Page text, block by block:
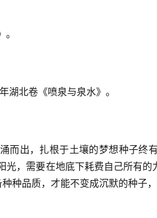
湖北卷《喷泉与泉水》。
而出，扎根于土壤的梦想种子终
光，需要在地底下耗费自己所有
种品质，才能不变成沉默的种子，